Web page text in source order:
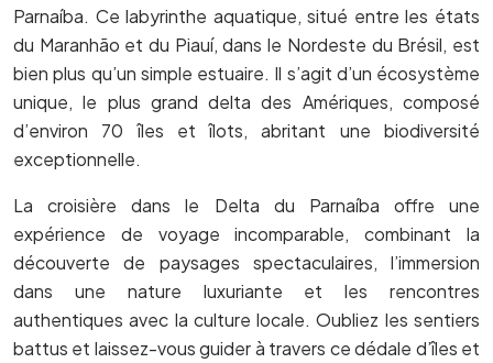
Parnaíba. Ce labyrinthe aquatique, situé entre les états
du Maranhão et du Piauí, dans le Nordeste du Brésil, est
bien plus qu’un simple estuaire. Il s’agit d’un écosystème
unique, le plus grand delta des Amériques, composé
d’environ 70 îles et îlots, abritant une biodiversité
exceptionnelle.
La croisière dans le Delta du Parnaíba offre une
expérience de voyage incomparable, combinant la
découverte de paysages spectaculaires, l’immersion
dans une nature luxuriante et les rencontres
authentiques avec la culture locale. Oubliez les sentiers
battus et laissez-vous guider à travers ce dédale d’îles et